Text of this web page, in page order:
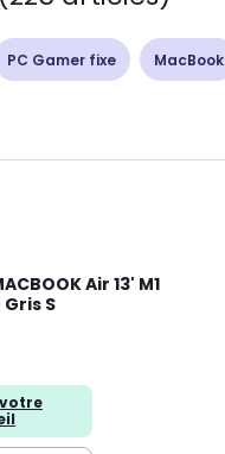
PC Gamer fixe MacBook
Air 13' M1
S